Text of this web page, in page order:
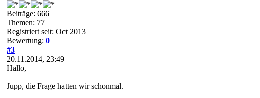
Beiträge: 666
Themen: 77
Registriert seit: Oct 2013
Bewertung: 0
#3
20.11.2014, 23:49
Hallo,
Jupp, die Frage hatten wir schonmal.